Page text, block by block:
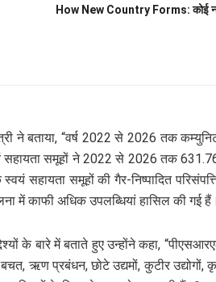
How New Country Forms: कोई
ने बताया, “वर्ष 2022 से 2026 तक
सहायता समूहों ने 2022 से 2026 तक
सहायता समूहों की गैर-निष्पादित
में काफी अधिक उपलब्धियां हासिल की गई
के बारे में बताते हुए उन्होंने कहा,
ऋण प्रबंधन, छोटे उद्यमों, कुटीर उद्योगों,